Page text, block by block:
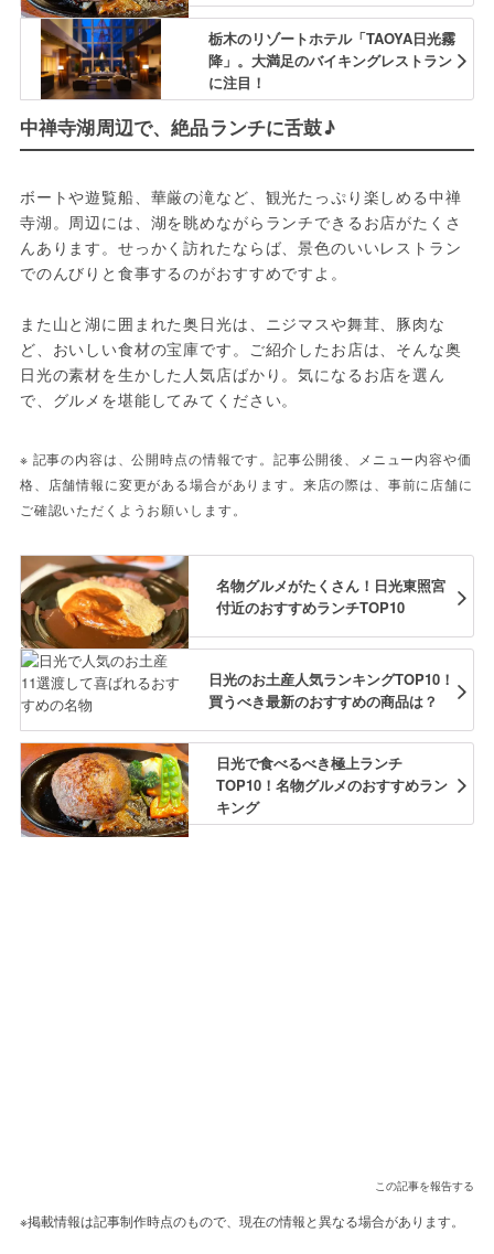
栃木のリゾートホテル「TAOYA日光霧
降」。大満足のバイキングレストラン
に注目！
中禅寺湖周辺で、絶品ランチに舌鼓♪
ボートや遊覧船、華厳の滝など、観光たっぷり楽しめる中禅
寺湖。周辺には、湖を眺めながらランチできるお店がたくさ
んあります。せっかく訪れたならば、景色のいいレストラン
でのんびりと食事するのがおすすめですよ。
また山と湖に囲まれた奥日光は、ニジマスや舞茸、豚肉な
ど、おいしい食材の宝庫です。ご紹介したお店は、そんな奥
日光の素材を生かした人気店ばかり。気になるお店を選ん
で、グルメを堪能してみてください。
※ 記事の内容は、公開時点の情報です。記事公開後、メニュー内容や価
格、店舗情報に変更がある場合があります。来店の際は、事前に店舗に
ご確認いただくようお願いします。
名物グルメがたくさん！日光東照宮
付近のおすすめランチTOP10
日光のお土産人気ランキングTOP10！
買うべき最新のおすすめの商品は？
日光で食べるべき極上ランチ
TOP10！名物グルメのおすすめラン
キング
この記事を報告する
※掲載情報は記事制作時点のもので、現在の情報と異なる場合があります。